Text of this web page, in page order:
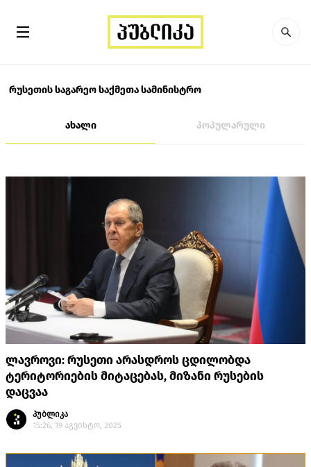
რუსეთის საგარეო საქმეთა სამინისტრო
ახალი პოპულარული
ლავროვი: რუსეთი არასდროს ცდილობდა
ტერიტორიების მიტაცებას, მიზანი რუსების
დაცვაა
პუბლიკა
15:26, 19 აგვისტო, 2025